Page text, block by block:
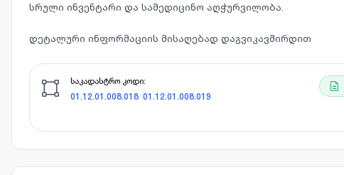
სრული ინვენტარი და სამედიცინო აღჭურვილობა.
დეტალური ინფორმაციის მისაღებად დაგვიკავშირდით
საკადასტრო კოდი:
01.12.01.008.018 01.12.01.008.019